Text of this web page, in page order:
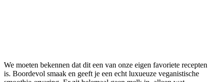
We moeten bekennen dat dit een van onze eigen favoriete recepten
is. Boordevol smaak en geeft je een echt luxueuze veganistische